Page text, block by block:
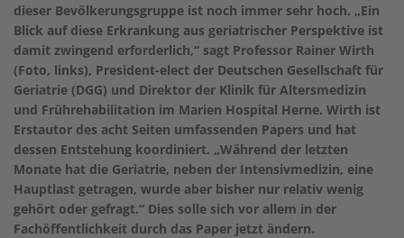
dieser Bevölkerungsgruppe ist noch immer sehr hoch. „Ein
Blick auf diese Erkrankung aus geriatrischer Perspektive ist
damit zwingend erforderlich,“ sagt Professor Rainer Wirth
(Foto, links), President-elect der Deutschen Gesellschaft für
Geriatrie (DGG) und Direktor der Klinik für Altersmedizin
und Frührehabilitation im Marien Hospital Herne. Wirth ist
Erstautor des acht Seiten umfassenden Papers und hat
dessen Entstehung koordiniert. „Während der letzten
Monate hat die Geriatrie, neben der Intensivmedizin, eine
Hauptlast getragen, wurde aber bisher nur relativ wenig
gehört oder gefragt.“ Dies solle sich vor allem in der
Fachöffentlichkeit durch das Paper jetzt ändern.